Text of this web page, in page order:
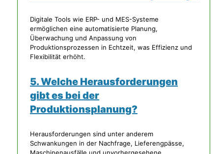
Digitale Tools wie ERP- und MES-Systeme
ermöglichen eine automatisierte Planung,
Überwachung und Anpassung von
Produktionsprozessen in Echtzeit, was Effizienz und
Flexibilität erhöht.
5. Welche Herausforderungen
gibt es bei der
Produktionsplanung?
Herausforderungen sind unter anderem
Schwankungen in der Nachfrage, Lieferengpässe,